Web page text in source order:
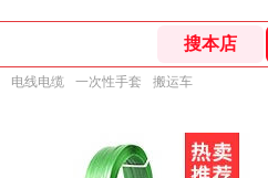
电线电缆 一次性手套 搬运车